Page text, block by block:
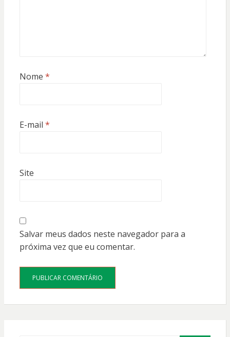
Nome *
E-mail *
Site
Salvar meus dados neste navegador para a
próxima vez que eu comentar.